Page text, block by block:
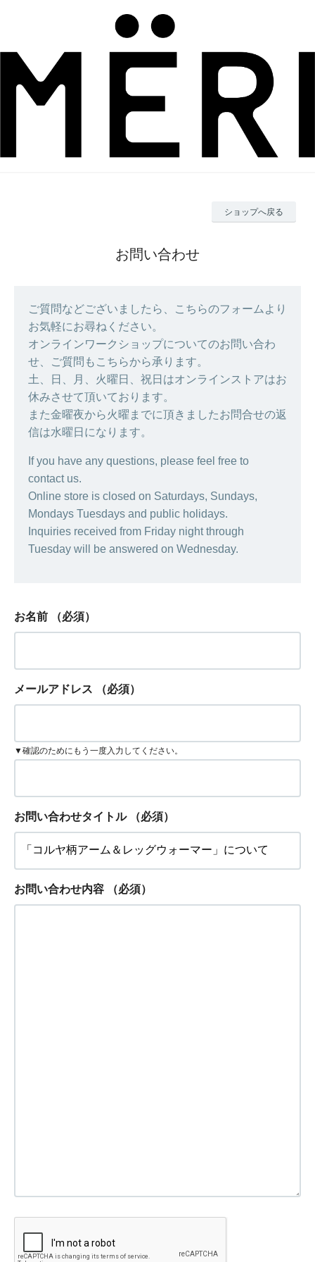
ショップへ戻る
お問い合わせ
ご質問などございましたら、こちらのフォームより
お気軽にお尋ねください。
オンラインワークショップについてのお問い合わ
せ、ご質問もこちらから承ります。
土、日、月、火曜日、祝日はオンラインストアはお
休みさせて頂いております。
また金曜夜から火曜までに頂きましたお問合せの返
信は水曜日になります。
If you have any questions, please feel free to
contact us.
Online store is closed on Saturdays, Sundays,
Mondays Tuesdays and public holidays.
Inquiries received from Friday night through
Tuesday will be answered on Wednesday.
お名前 （必須）
メールアドレス （必須）
▼確認のためにもう一度入力してください。
お問い合わせタイトル （必須）
お問い合わせ内容 （必須）